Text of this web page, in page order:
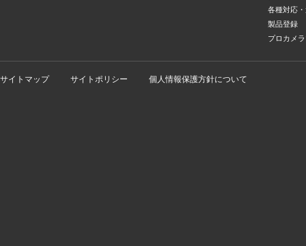
各種対応
製品登録
プロカメ
サイトマップ サイトポリシー 個人情報保護方針について